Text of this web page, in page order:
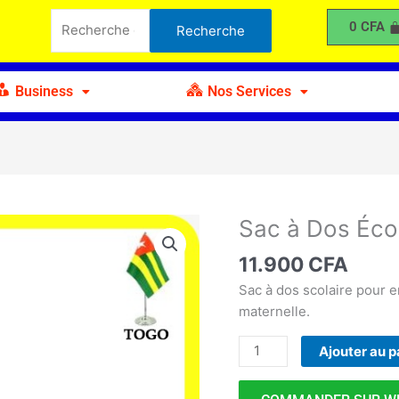
pour :
Recherche 0 CFA
Business Nos Services
Sac à Dos
11.900 CFA
Sac à dos scolaire pour
maternelle.
quantité
Sac
à
Dos
Primaire
Ajouter au
Primaire